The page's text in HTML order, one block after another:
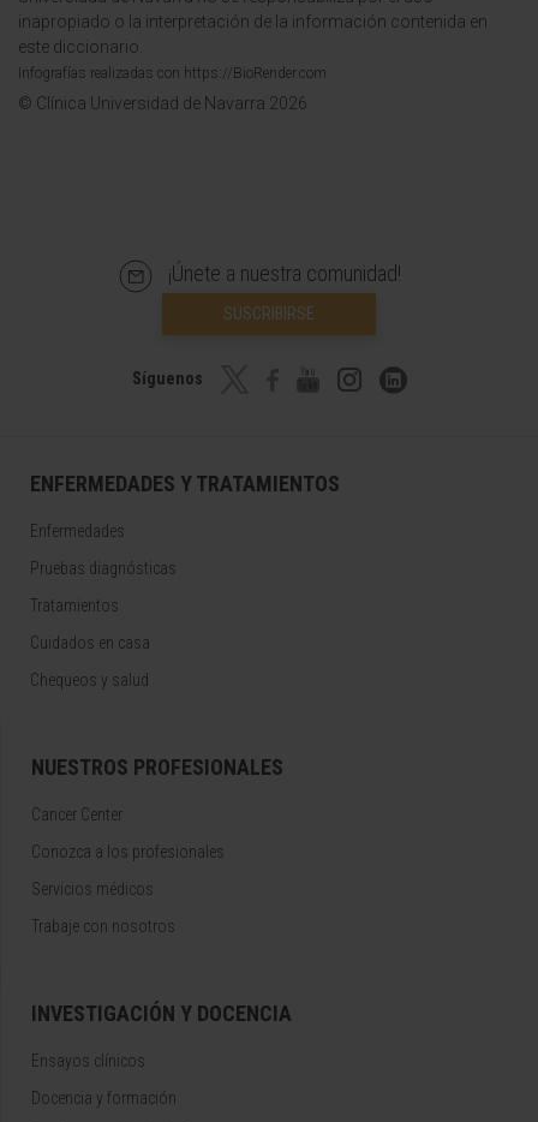
inapropiado o la interpretación de la información contenida en
este diccionario.
Infografías realizadas con https://BioRender.com
© Clínica Universidad de Navarra 2026
¡Únete a nuestra comunidad!
SUSCRIBIRSE
Síguenos
ENFERMEDADES Y TRATAMIENTOS
Enfermedades
Pruebas diagnósticas
Tratamientos
Cuidados en casa
Chequeos y salud
NUESTROS PROFESIONALES
Cancer Center
Conozca a los profesionales
Servicios médicos
Trabaje con nosotros
INVESTIGACIÓN Y DOCENCIA
Ensayos clínicos
Docencia y formación